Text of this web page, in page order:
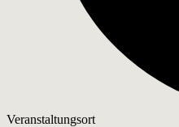
Veranstaltungsort